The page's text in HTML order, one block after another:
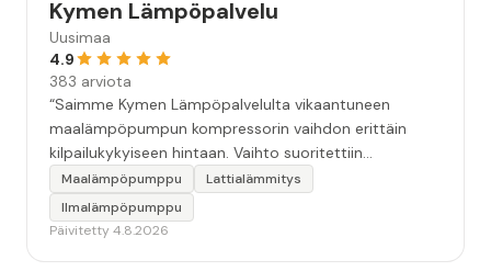
Kymen Lämpöpalvelu
Uusimaa
4.9
383 arviota
“Saimme Kymen Lämpöpalvelulta vikaantuneen
maalämpöpumpun kompressorin vaihdon erittäin
kilpailukykyiseen hintaan. Vaihto suoritettiin
ammattitaidolla ja ystävällisellä palveluasenteella.
Samalla käynnillä huomattu pikkuvika korjattiin myös.
Jäi tunne että oltiin aidosti kiinnostuneita siitä, että
Maalämpöpumppu
Lattialämmitys
Ilmalämpöpumppu
Päivitetty 4.8.2026